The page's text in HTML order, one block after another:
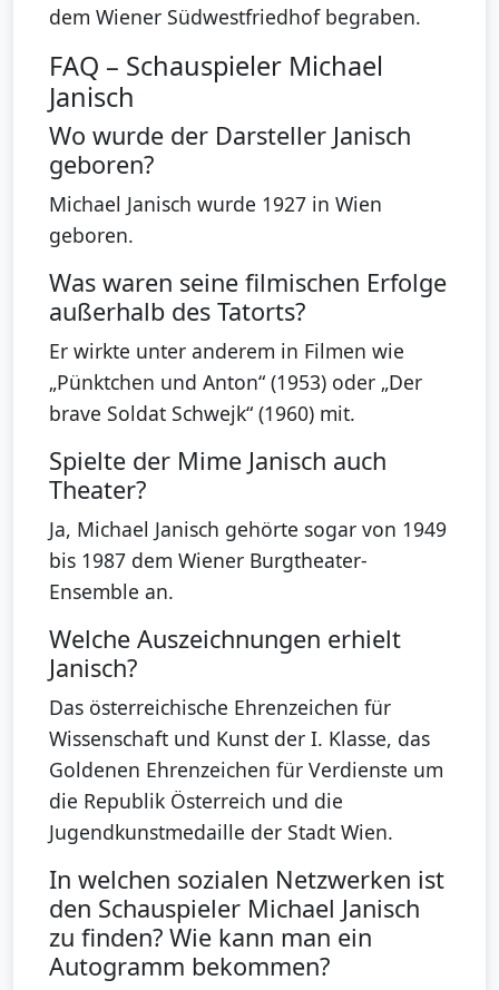
dem Wiener Südwestfriedhof begraben.
FAQ – Schauspieler Michael
Janisch
Wo wurde der Darsteller Janisch
geboren?
Michael Janisch wurde 1927 in Wien
geboren.
Was waren seine filmischen Erfolge
außerhalb des Tatorts?
Er wirkte unter anderem in Filmen wie
„Pünktchen und Anton“ (1953) oder „Der
brave Soldat Schwejk“ (1960) mit.
Spielte der Mime Janisch auch
Theater?
Ja, Michael Janisch gehörte sogar von 1949
bis 1987 dem Wiener Burgtheater-
Ensemble an.
Welche Auszeichnungen erhielt
Janisch?
Das österreichische Ehrenzeichen für
Wissenschaft und Kunst der I. Klasse, das
Goldenen Ehrenzeichen für Verdienste um
die Republik Österreich und die
Jugendkunstmedaille der Stadt Wien.
In welchen sozialen Netzwerken ist
den Schauspieler Michael Janisch
zu finden? Wie kann man ein
Autogramm bekommen?